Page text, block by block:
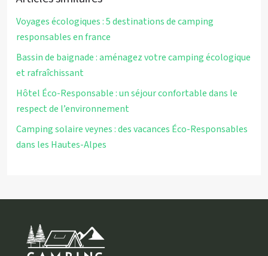
Voyages écologiques : 5 destinations de camping
responsables en france
Bassin de baignade : aménagez votre camping écologique
et rafraîchissant
Hôtel Éco-Responsable : un séjour confortable dans le
respect de l’environnement
Camping solaire veynes : des vacances Éco-Responsables
dans les Hautes-Alpes